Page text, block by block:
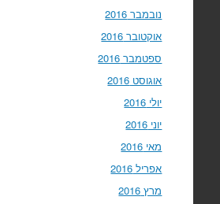
נובמבר 2016
אוקטובר 2016
ספטמבר 2016
אוגוסט 2016
יולי 2016
יוני 2016
מאי 2016
אפריל 2016
מרץ 2016